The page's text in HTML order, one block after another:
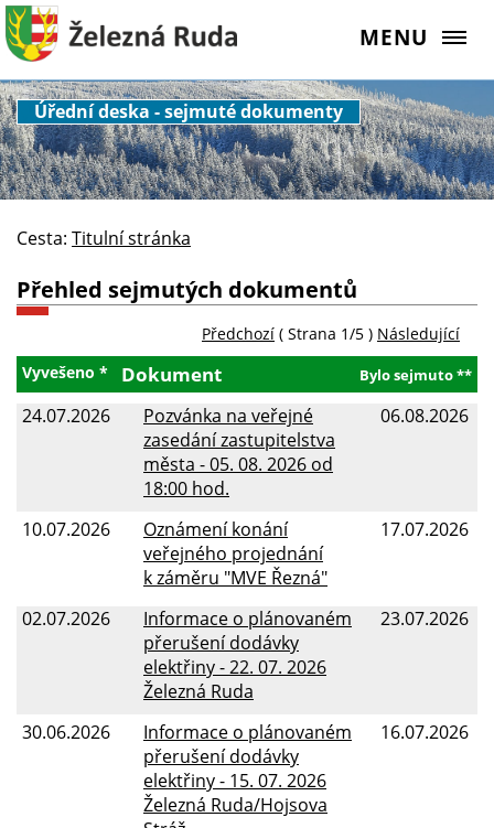
MENU
Úřední deska - sejmuté dokumenty
Cesta: Titulní stránka
Přehled sejmutých dokumentů
Předchozí ( Strana 1/5 ) Následující
Vyvešeno *
Bylo sejmuto **
Dokument
24.07.2026 06.08.2026
Pozvánka na veřejné
zasedání zastupitelstva
města - 05. 08. 2026 od
18:00 hod.
10.07.2026
17.07.2026
Oznámení konání
veřejného projednání
k záměru "MVE Řezná"
02.07.2026
23.07.2026
Informace o plánovaném
přerušení dodávky
elektřiny - 22. 07. 2026
Železná Ruda
30.06.2026
16.07.2026
Informace o plánovaném
přerušení dodávky
elektřiny - 15. 07. 2026
Železná Ruda/Hojsova